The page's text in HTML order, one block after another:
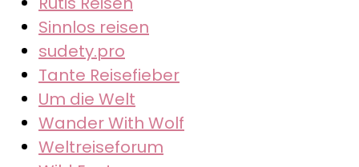
Sinnlos reisen
sudety.pro
Tante Reisefieber
Um die Welt
Wander With Wolf
Weltreiseforum